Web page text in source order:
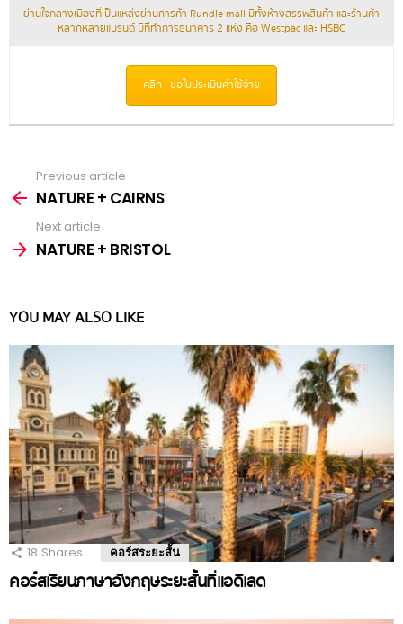
ย่านใจกลางเมืองที่เป็นแหล่งย่านการค้า Rundle mall มีทั้งห้างสรรพสินค้า และร้านค้า
หลากหลายแบรนด์ มีที่ทำการธนาคาร 2 แห่ง คือ Westpac และ HSBC
คลิก ! ขอใบประเมินค่าใช้จ่าย
more
Previous article
NATURE + CAIRNS
Next article
NATURE + BRISTOL
YOU MAY ALSO LIKE
18 Shares คอร์สระยะสั้น
คอร์สเรียนภาษาอังกฤษระยะสั้นที่แอดิเลด